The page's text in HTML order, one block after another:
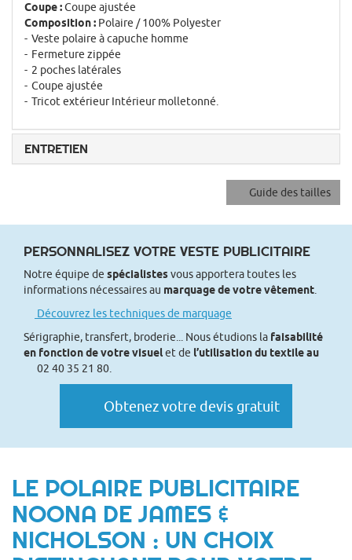
Coupe :Coupe ajustée
Composition : Polaire / 100% Polyester
Veste polaire à capuche homme
Fermeture zippée
2 poches latérales
Coupe ajustée
Tricot extérieur Intérieur molletonné.
ENTRETIEN
Guide des tailles
PERSONNALISEZ VOTRE VESTE PUBLICITAIRE
Notre équipe de spécialistesvous apportera toutes les
informations nécessaires au marquage de votre vêtement
Découvrez les techniques de marquage
Sérigraphie, transfert, broderie... Nous étudions la faisabilité
en fonction de votre visuelet de l’utilisation du textile au
02 40 35 21 80.
Obtenez votre devis gratuit
LE POLAIRE PUBLICITAIRE
NOONA DE JAMES &
NICHOLSON : UN CHOIX